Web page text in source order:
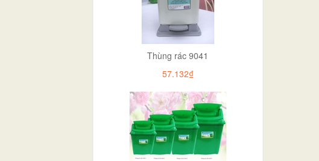
Thùng rác 9041
57.132₫